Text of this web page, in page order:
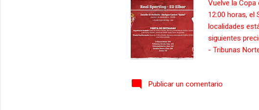
Vuelve la Copa
12:00 horas, el
localidades
siguientes
- Tribunas
Tienda de San
Publicar un comentario